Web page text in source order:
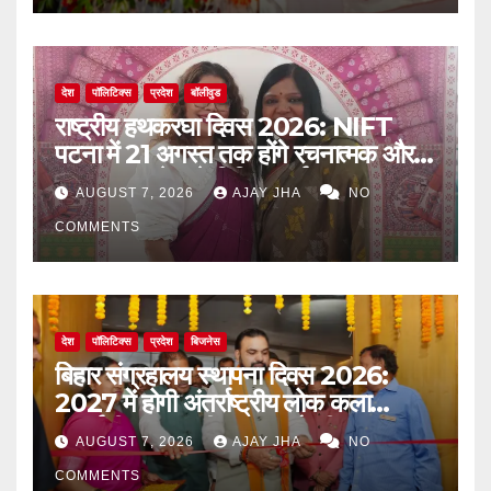
देश पॉलिटिक्स प्रदेश बॉलीवुड
राष्ट्रीय हथकरघा दिवस 2026: NIFT
पटना में 21 अगस्त तक होंगे रचनात्मक और
जागरूकता से जुड़े विविध कार्यक्रम
AUGUST 7, 2026 AJAY JHA NO
COMMENTS
देश पॉलिटिक्स प्रदेश बिजनेस
बिहार संग्रहालय स्थापना दिवस 2026:
2027 में होगी अंतर्राष्ट्रीय लोक कला
प्रदर्शनी, मुख्यमंत्री सम्राट चौधरी का बड़ा
ऐलान
AUGUST 7, 2026 AJAY JHA NO
COMMENTS